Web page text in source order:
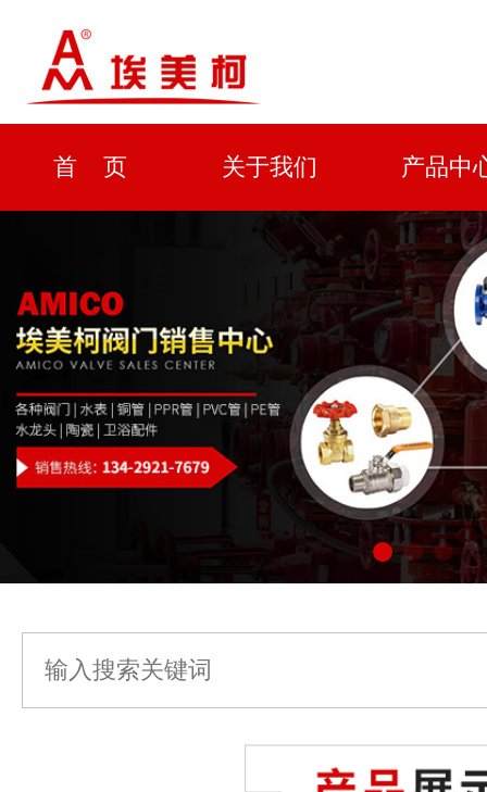
首 页 关于我们 产品中
新闻中心 解决方
企业形象